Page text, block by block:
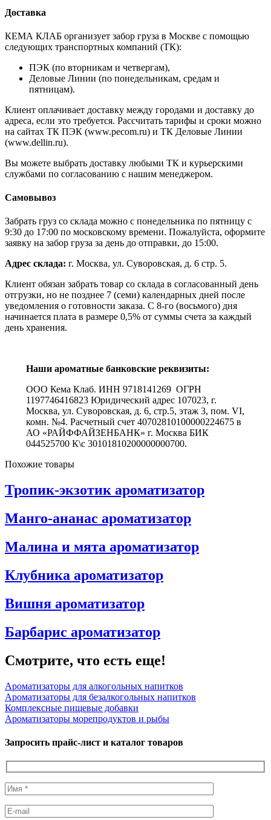
Доставка
КЕМА КЛАБ организует забор груза в Москве с помощью
следующих транспортных компаний (ТК):
ПЭК (по вторникам и четвергам),
Деловые Линии (по понедельникам, средам и
пятницам).
Клиент оплачивает доставку между городами и доставку до
адреса, если это требуется. Рассчитать тарифы и сроки можно
на сайтах ТК ПЭК (www.pecom.ru) и ТК Деловые Линии
(www.dellin.ru).
Вы можете выбрать доставку любыми ТК и курьерскими
службами по согласованию с нашим менеджером.
Самовывоз
Забрать груз со склада можно с понедельника по пятницу с
9:30 до 17:00 по московскому времени. Пожалуйста, оформите
заявку на забор груза за день до отправки, до 15:00.
Адрес склада: г. Москва, ул. Суворовская, д. 6 стр. 5.
Клиент обязан забрать товар со склада в согласованный день
отгрузки, но не позднее 7 (семи) календарных дней после
уведомления о готовности заказа. С 8-го (восьмого) дня
начинается плата в размере 0,5% от суммы счета за каждый
день хранения.
Наши ароматные банковские реквизиты:
ООО Кема Клаб. ИНН 9718141269 ОГРН
1197746416823 Юридический адрес 107023, г.
Москва, ул. Суворовская, д. 6, стр.5, этаж 3, пом. VI,
комн. №4. Расчетный счет 40702810100000224675 в
АО «РАЙФФАЙЗЕНБАНК» г. Москва БИК
044525700 К\с 30101810200000000700.
Похожие товары
Тропик-экзотик ароматизатор
Манго-ананас ароматизатор
Малина и мята ароматизатор
Клубника ароматизатор
Вишня ароматизатор
Барбарис ароматизатор
Смотрите, что есть еще!
Ароматизаторы для алкогольных напитков
Ароматизаторы для безалкогольных напитков
Комплексные пищевые добавки
Ароматизаторы морепродуктов и рыбы
Запросить прайс-лист и каталог товаров